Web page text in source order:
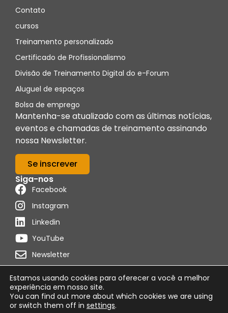
Contato
cursos
Treinamento personalizado
Certificado de Profissionalismo
Divisão de Treinamento Digital do e-Forum
Aluguel de espaços
Bolsa de emprego
Mantenha-se atualizado com as últimas notícias,
eventos e chamadas de treinamento assinando
nossa Newsletter.
Se inscrever
Siga-nos
Facebook
Instagram
Linkedin
YouTube
Newsletter
Distribuído porProgramon
Estamos usando cookies para oferecer a você a melhor
experiência em nosso site.
You can find out more about which cookies we are using
or switch them off in settings.